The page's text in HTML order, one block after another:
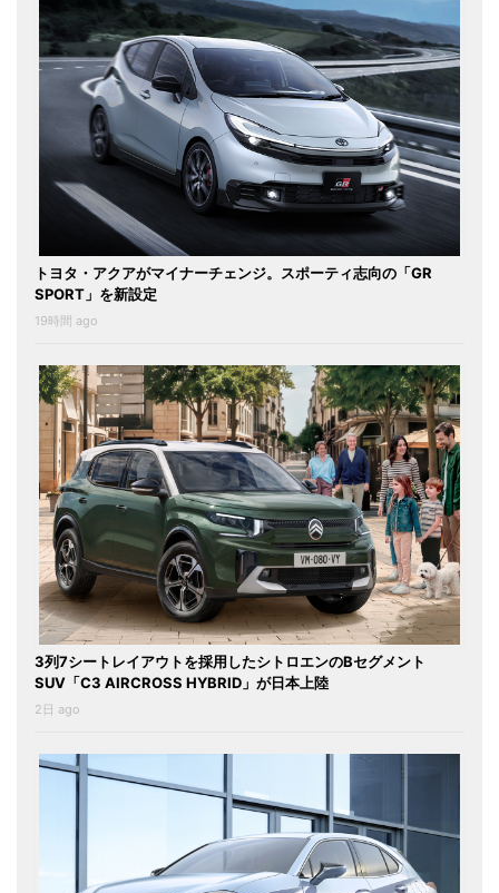
トヨタ・アクアがマイナーチェンジ。スポーティ志向の「GR
SPORT」を新設定
19時間 ago
3列7シートレイアウトを採用したシトロエンのBセグメント
SUV「C3 AIRCROSS HYBRID」が日本上陸
2日 ago